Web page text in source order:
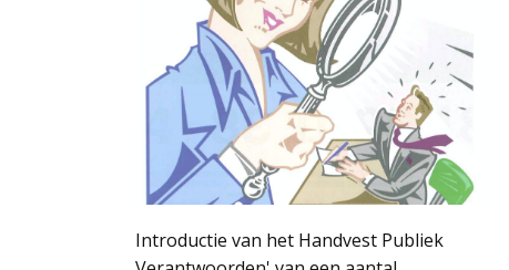
Introductie van het Handvest Publiek